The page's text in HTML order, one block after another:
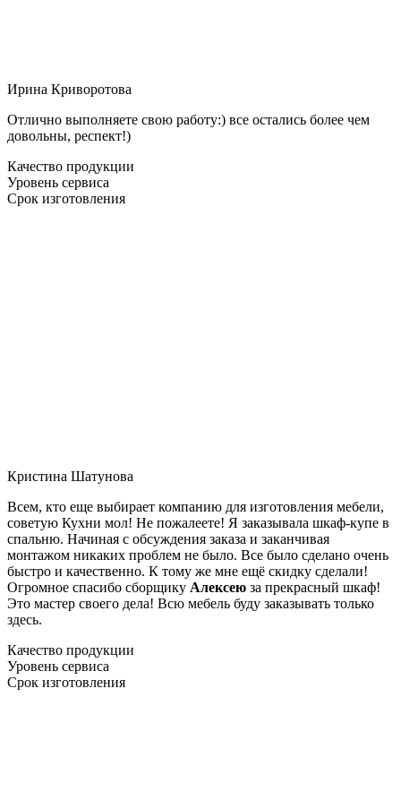
Ирина Криворотова
Отлично выполняете свою работу:) все остались более чем
довольны, респект!)
Качество продукции
Уровень сервиса
Срок изготовления
Кристина Шатунова
Всем, кто еще выбирает компанию для изготовления мебели,
советую Кухни мол! Не пожалеете! Я заказывала шкаф-купе в
спальню. Начиная с обсуждения заказа и заканчивая
монтажом никаких проблем не было. Все было сделано очень
быстро и качественно. К тому же мне ещё скидку сделали!
Огромное спасибо сборщику Алексею за прекрасный шкаф!
Это мастер своего дела! Всю мебель буду заказывать только
здесь.
Качество продукции
Уровень сервиса
Срок изготовления